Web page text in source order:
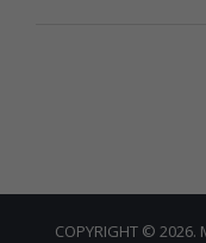
COPYRIGHT © 2026.